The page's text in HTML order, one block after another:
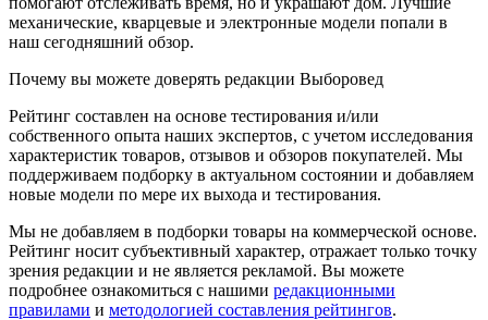
механические, кварцевые и электронные модели попали в
наш сегодняшний обзор.
Почему вы можете доверять редакции Выборовед
Рейтинг составлен на основе тестирования и/или
собственного опыта наших экспертов, с учетом исследования
характеристик товаров, отзывов и обзоров покупателей. Мы
поддерживаем подборку в актуальном состоянии и добавляем
новые модели по мере их выхода и тестирования.
Мы не добавляем в подборки товары на коммерческой основе.
Рейтинг носит субъективный характер, отражает только точку
зрения редакции и не является рекламой. Вы можете
подробнее ознакомиться с нашими редакционными
правилами и методологией составления рейтингов.